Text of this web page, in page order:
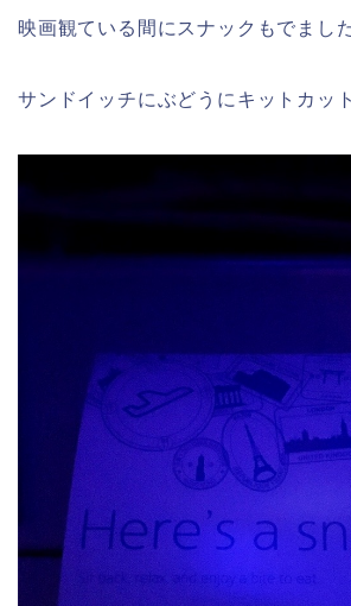
映画観ている間にスナックもでました
サンドイッチにぶどうにキットカッ